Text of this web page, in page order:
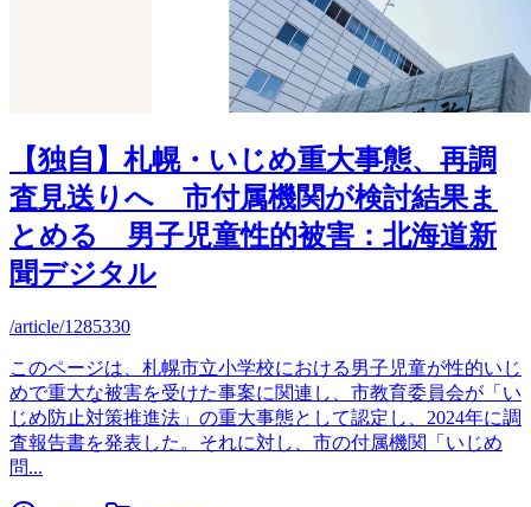
【独自】札幌・いじめ重大事態、再調
査見送りへ 市付属機関が検討結果ま
とめる 男子児童性的被害：北海道新
聞デジタル
/article/1285330
このページは、札幌市立小学校における男子児童が性的いじ
めで重大な被害を受けた事案に関連し、市教育委員会が「い
じめ防止対策推進法」の重大事態として認定し、2024年に調
査報告書を発表した。それに対し、市の付属機関「いじめ
問...